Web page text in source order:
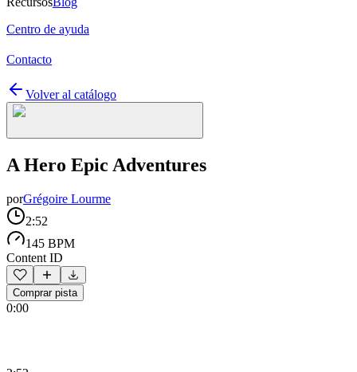
Centro de ayuda
Contacto
Volver al catálogo
A Hero Epic Adventures
porGrégoire Lourme
2:52
145 BPM
Content ID
Comprar pista
0:00